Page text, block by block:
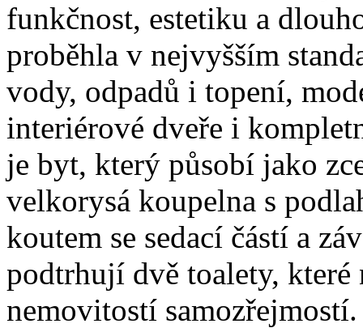
funkčnost, estetiku a
proběhla v nejvyšším
vody, odpadů i topení,
interiérové dveře i
je byt, který působí jako
velkorysá koupelna s
koutem se sedací částí a
podtrhují dvě toalety,
nemovitostí